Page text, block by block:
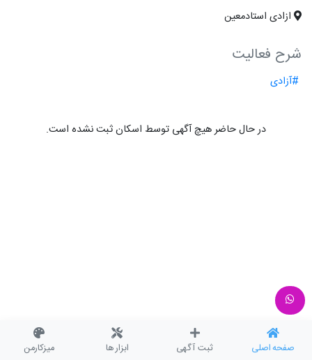
ازادی استادمعین
شرح فعالیت
#آزادی
در حال حاضر هیچ آگهی توسط اسکان ثبت نشده است.
صفحه اصلی ثبت آگهی ابزار ها میزکارمن